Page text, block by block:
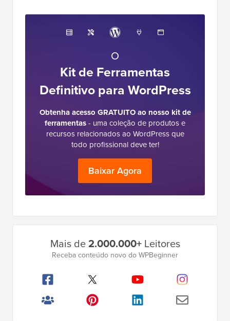
O
Kit de Ferramentas
Definitivo para WordPress
Obtenha acesso GRATUITO ao nosso kit de
ferramentas- uma coleção de produtos e
recursos relacionados ao WordPress que
todo profissional deve ter!
Baixar Agora
Mais de2.000.000+Leitores
Receba conteúdo novo do WPBeginner